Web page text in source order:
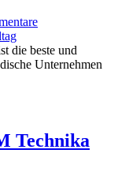
die beste und
Unternehmen
Technika